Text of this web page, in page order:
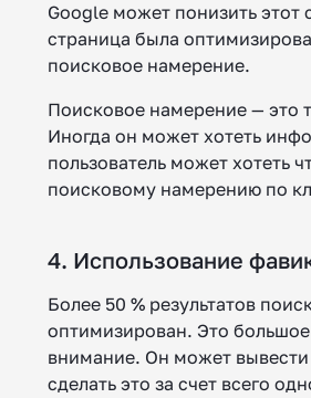
Google может понизить
страница была
поисковое намерение.
Поисковое намерение — это
Иногда он может хотеть
пользователь может хотеть
поисковому намерению по
4. Использование
Более 50 % результатов
оптимизирован. Это
внимание. Он может вывести
сделать это за счет всего